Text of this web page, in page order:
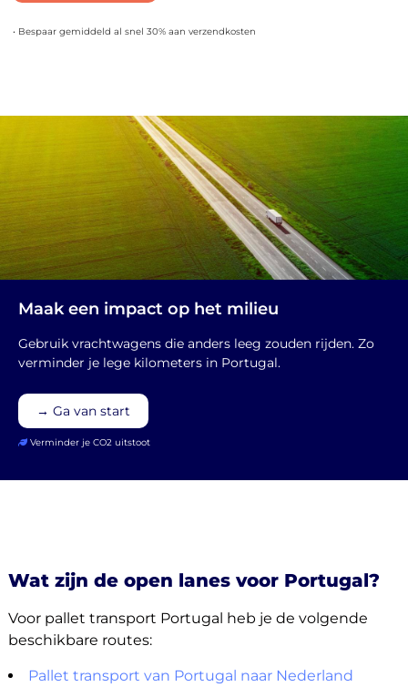
• Bespaar gemiddeld al snel 30% aan verzendkosten
Maak een impact op het milieu
Gebruik vrachtwagens die anders leeg zouden rijden. Zo
verminder je lege kilometers in Portugal.
→ Ga van start
Verminder je CO2 uitstoot
Wat zijn de open lanes voor Portugal?
Voor pallet transport Portugal heb je de volgende
beschikbare routes:
Pallet transport van Portugal naar Nederland